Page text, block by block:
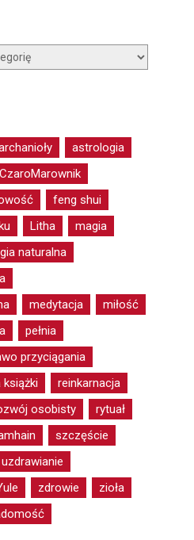
astrologia
CzaroMarownik
feng shui
Litha
magia
naturalna
medytacja
miłość
pełnia
przyciągania
książki
reinkarnacja
osobisty
rytuał
szczęście
uzdrawianie
zdrowie
zioła